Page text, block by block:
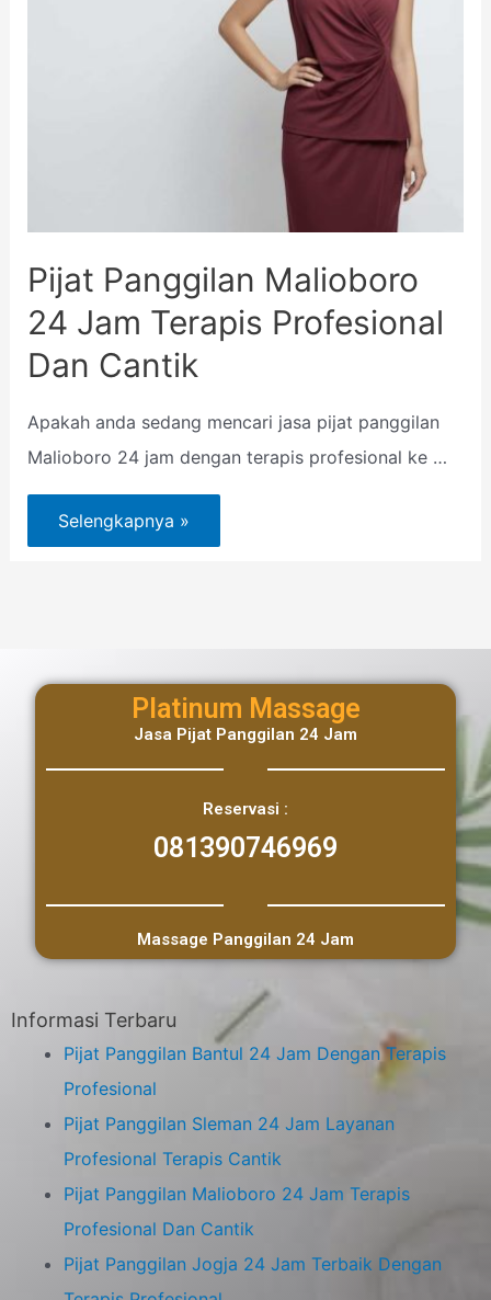
Pijat Panggilan Malioboro
24 Jam Terapis Profesional
Dan Cantik
Apakah anda sedang mencari jasa pijat panggilan
Malioboro 24 jam dengan terapis profesional ke …
Selengkapnya »
Platinum Massage
Jasa Pijat Panggilan 24 Jam
Reservasi :
081390746969
Massage Panggilan 24 Jam
Informasi Terbaru
Pijat Panggilan Bantul 24 Jam Dengan Terapis
Profesional
Pijat Panggilan Sleman 24 Jam Layanan
Profesional Terapis Cantik
Pijat Panggilan Malioboro 24 Jam Terapis
Profesional Dan Cantik
Pijat Panggilan Jogja 24 Jam Terbaik Dengan